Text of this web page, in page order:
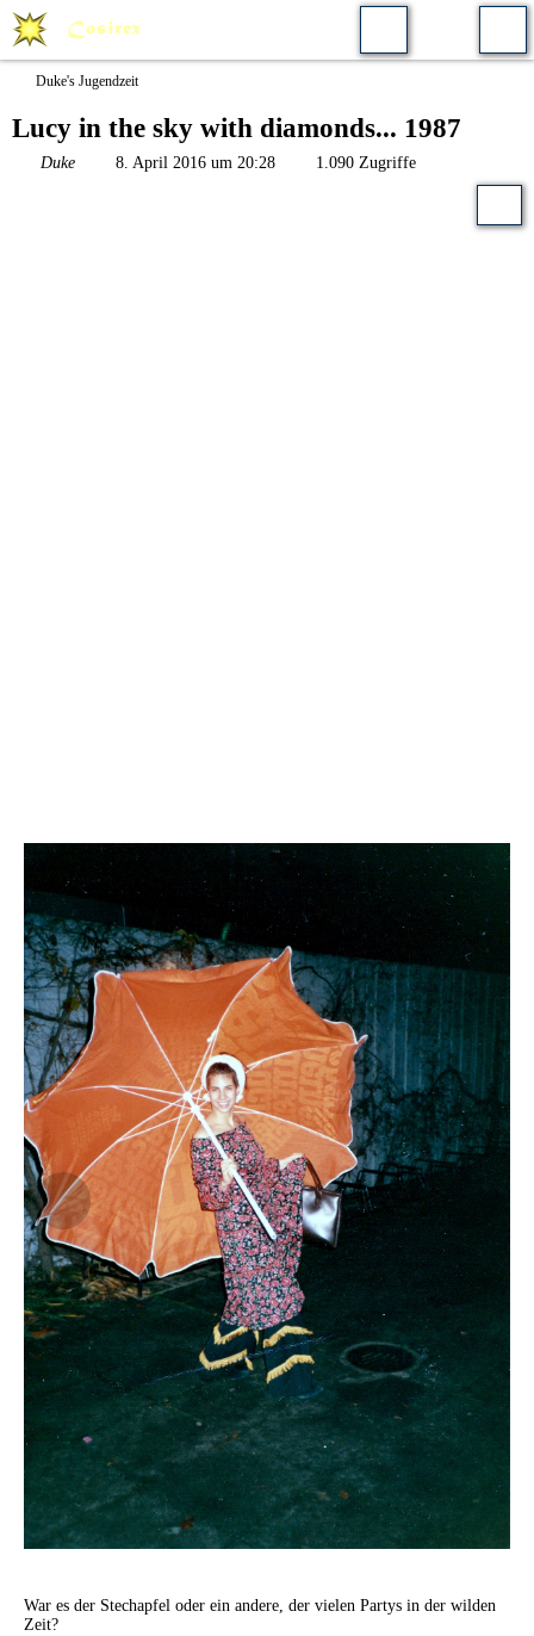
Duke's Jugendzeit
Lucy in the sky with diamonds... 1987
Duke 8. April 2016 um 20:28 1.090 Zugriffe
War es der Stechapfel oder ein andere, der vielen Partys in der wilden
Zeit?